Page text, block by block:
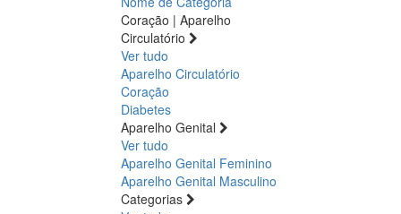
Coração | Aparelho
Circulatório
Ver tudo
Aparelho Circulatório
Coração
Diabetes
Aparelho Genital
Ver tudo
Aparelho Genital Feminino
Aparelho Genital Masculino
Categorias